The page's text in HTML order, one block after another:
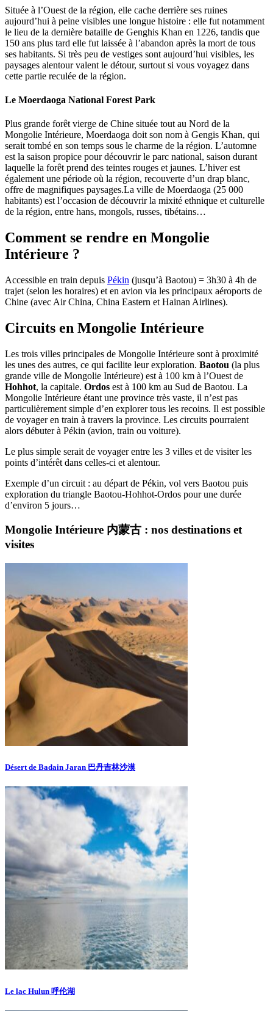
Située à l’Ouest de la région, elle cache derrière ses ruines
aujourd’hui à peine visibles une longue histoire : elle fut notamment
le lieu de la dernière bataille de Genghis Khan en 1226, tandis que
150 ans plus tard elle fut laissée à l’abandon après la mort de tous
ses habitants. Si très peu de vestiges sont aujourd’hui visibles, les
paysages alentour valent le détour, surtout si vous voyagez dans
cette partie reculée de la région.
Le Moerdaoga National Forest Park
Plus grande forêt vierge de Chine située tout au Nord de la
Mongolie Intérieure, Moerdaoga doit son nom à Gengis Khan, qui
serait tombé en son temps sous le charme de la région. L’automne
est la saison propice pour découvrir le parc national, saison durant
laquelle la forêt prend des teintes rouges et jaunes. L’hiver est
également une période où la région, recouverte d’un drap blanc,
offre de magnifiques paysages.La ville de Moerdaoga (25 000
habitants) est l’occasion de découvrir la mixité ethnique et culturelle
de la région, entre hans, mongols, russes, tibétains…
Comment se rendre en Mongolie
Intérieure ?
Accessible en train depuis Pékin (jusqu’à Baotou) = 3h30 à 4h de
trajet (selon les horaires) et en avion via les principaux aéroports de
Chine (avec Air China, China Eastern et Hainan Airlines).
Circuits en Mongolie Intérieure
Les trois villes principales de Mongolie Intérieure sont à proximité
les unes des autres, ce qui facilite leur exploration. Baotou (la plus
grande ville de Mongolie Intérieure) est à 100 km à l’Ouest de
Hohhot, la capitale. Ordos est à 100 km au Sud de Baotou. La
Mongolie Intérieure étant une province très vaste, il n’est pas
particulièrement simple d’en explorer tous les recoins. Il est possible
de voyager en train à travers la province. Les circuits pourraient
alors débuter à Pékin (avion, train ou voiture).
Le plus simple serait de voyager entre les 3 villes et de visiter les
points d’intérêt dans celles-ci et alentour.
Exemple d’un circuit : au départ de Pékin, vol vers Baotou puis
exploration du triangle Baotou-Hohhot-Ordos pour une durée
d’environ 5 jours…
Mongolie Intérieure 内蒙古 : nos destinations et
visites
Désert de Badain Jaran 巴丹吉林沙漠
Le lac Hulun 呼伦湖